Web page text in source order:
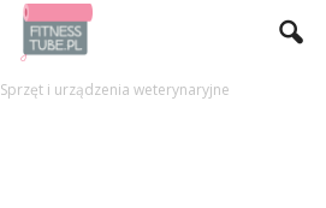
Sprzęt i urządzenia weterynaryjne